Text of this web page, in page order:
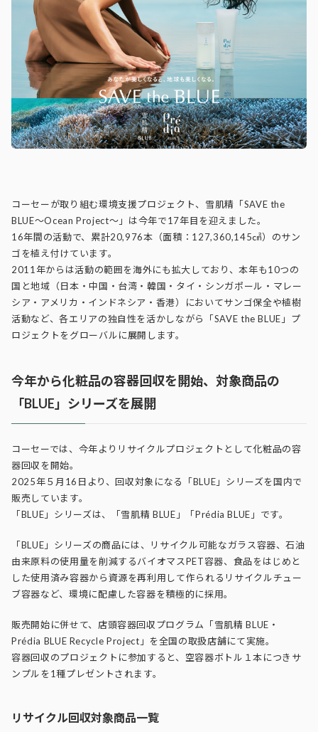
コーセーが取り組む環境支援プロジェクト、雪肌精「SAVE the
BLUE～Ocean Project～」は今年で17年目を迎えました。
16年間の活動で、累計20,976本（面積：127,360,145㎠）のサン
ゴを植え付けています。
2011年からは活動の範囲を海外にも拡大しており、本年も10つの
国と地域（日本・中国・台湾・韓国・タイ・シンガポール・マレー
シア・アメリカ・インドネシア・香港）においてサンゴ保全や植樹
活動など、各エリアの独自性を活かしながら「SAVE the BLUE」プ
ロジェクトをグローバルに展開します。
今年から化粧品の容器回収を開始、対象商品の
「BLUE」シリーズを展開
コーセーでは、今年よりリサイクルプロジェクトとして化粧品の容
器回収を開始。
2025年５月16日より、回収対象になる「BLUE」シリーズを国内で
販売しています。
「BLUE」シリーズは、「雪肌精 BLUE」「Prédia BLUE」です。
「BLUE」シリーズの商品には、リサイクル可能なガラス容器、石油
由来原料の使用量を削減するバイオマスPET容器、食品をはじめと
した使用済み容器から資源を再利用して作られるリサイクルチュー
ブ容器など、環境に配慮した容器を積極的に採用。
販売開始に併せて、店頭容器回収プログラム「雪肌精 BLUE・
Prédia BLUE Recycle Project」を全国の取扱店舗にて実施。
容器回収のプロジェクトに参加すると、空容器ボトル１本につきサ
ンプルを1種プレゼントされます。
リサイクル回収対象商品一覧